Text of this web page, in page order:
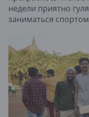
недели приятно
заниматься